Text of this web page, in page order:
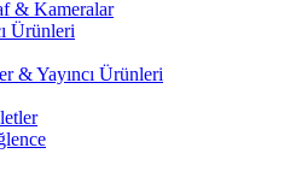
& Kameralar
Ürünleri
& Yayıncı Ürünleri